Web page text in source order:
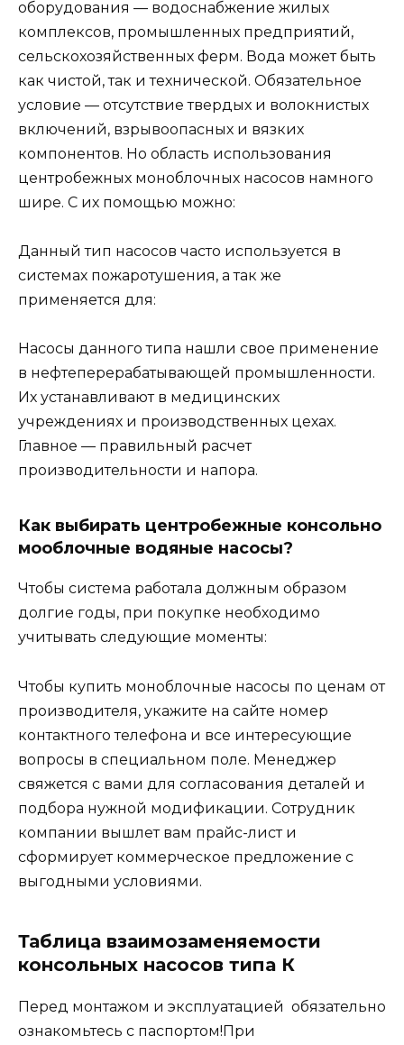
оборудования — водоснабжение жилых
комплексов, промышленных предприятий,
сельскохозяйственных ферм. Вода может быть
как чистой, так и технической. Обязательное
условие — отсутствие твердых и волокнистых
включений, взрывоопасных и вязких
компонентов. Но область использования
центробежных моноблочных насосов намного
шире. С их помощью можно:
Данный тип насосов часто используется в
системах пожаротушения, а так же
применяется для:
Насосы данного типа нашли свое применение
в нефтеперерабатывающей промышленности.
Их устанавливают в медицинских
учреждениях и производственных цехах.
Главное — правильный расчет
производительности и напора.
Как выбирать центробежные консольно
мооблочные водяные насосы?
Чтобы система работала должным образом
долгие годы, при покупке необходимо
учитывать следующие моменты:
Чтобы купить моноблочные насосы по ценам от
производителя, укажите на сайте номер
контактного телефона и все интересующие
вопросы в специальном поле. Менеджер
свяжется с вами для согласования деталей и
подбора нужной модификации. Сотрудник
компании вышлет вам прайс-лист и
сформирует коммерческое предложение с
выгодными условиями.
Таблица взаимозаменяемости
консольных насосов типа К
Перед монтажом и эксплуатацией обязательно
ознакомьтесь с паспортом!При